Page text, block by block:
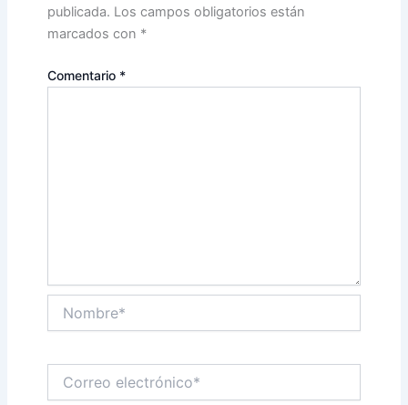
publicada. Los campos obligatorios están
marcados con *
Comentario *
electrónico*